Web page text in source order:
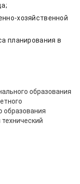
хозяйственной
планирования в
образования
образования